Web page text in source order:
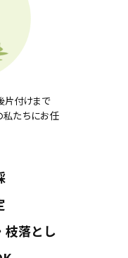
片付けまで
私たちにお任
枝落とし